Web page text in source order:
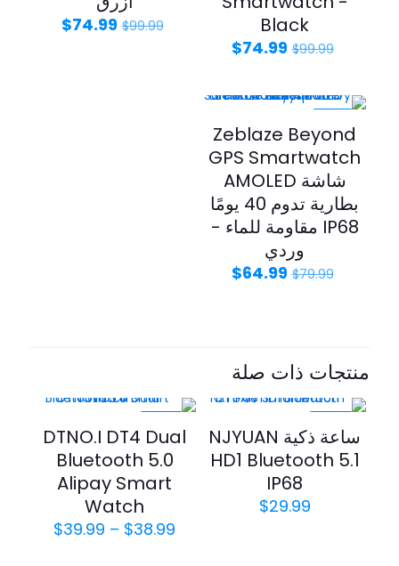
Black
$99.99
$74.99
$99.99
$74.99
Zeblaze Beyond
GPS Smartwatch
شاشة AMOLED
بطارية تدوم 40 يومًا
IP68 مقاومة للماء -
وردي
$79.99
$64.99
منتجات ذات صلة
ساعة ذكية NJYUAN
HD1 Bluetooth 5.1
IP68
$29.99
DTNO.I DT4 Dual
Bluetooth 5.0
Alipay Smart
Watch
$38.99
–
$39.99